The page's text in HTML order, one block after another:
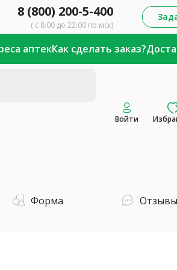
8 (800) 200-5-400
( с 8:00 до 22:00 по мск)
аптекКак сделать заказ?
Войти
Форма Отзывы